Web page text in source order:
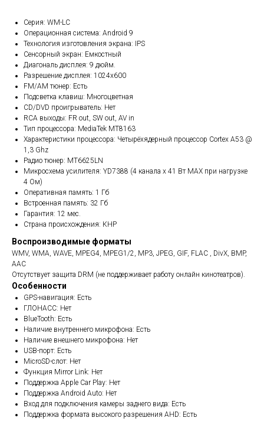
Серия: WM-LC
Операционная система: Android 9
Технология изготовления экрана: IPS
Сенсорный экран: Емкостный
Диагональ дисплея: 9 дюйм.
Разрешение дисплея: 1024x600
FM/AM тюнер: Есть
Подсветка клавиш: Многоцветная
CD/DVD проигрыватель: Нет
RCA выходы: FR out, SW out, AV in
Тип процессора: MediaTek MT8163
Характеристики процессора: Четырёхядерный процессор Cortex A53 @
1,3 Ghz
Радио тюнер: MT6625LN
Микросхема усилителя: YD7388 (4 канала x 41 Вт МАХ при нагрузке
4 Ом)
Оперативная память: 1 Гб
Встроенная память: 32 Гб
Гарантия: 12 мес.
Страна происхождения: КНР
Воспроизводимые форматы
WMV, WMA, WAVE, MPEG4, MPEG1/2, MP3, JPEG, GIF, FLAC , DivX, BMP,
AAC
Отсутствует защита DRM (не поддерживает работу онлайн кинотеатров).
Особенности
GPS-навигация: Есть
ГЛОНАСС: Нет
BlueTooth: Есть
Наличие внутреннего микрофона: Есть
Наличие внешнего микрофона: Нет
USB-порт: Есть
MicroSD-слот: Нет
Функция Mirror Link: Нет
Поддержка Apple Car Play: Нет
Поддержка Android Auto: Нет
Вход для подключения камеры заднего вида: Есть
Поддержка формата высокого разрешения AHD: Есть